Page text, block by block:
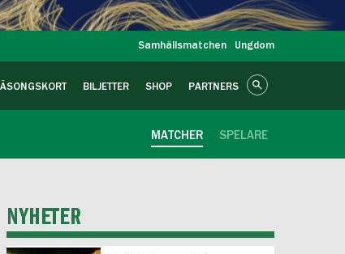
Samhällsmatchen Ungdom
BILJETTER SHOP PARTNERS
SPELARE
MATCHER
NYHETER